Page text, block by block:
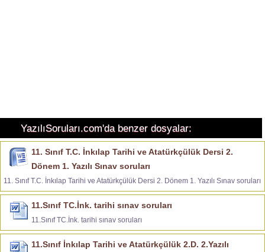
YazılıSoruları.com'da benzer dosyalar:
11. Sınıf T.C. İnkılap Tarihi ve Atatürkçülük Dersi 2.
Dönem 1. Yazılı Sınav soruları
11. Sınıf T.C. İnkılap Tarihi ve Atatürkçülük Dersi 2. Dönem 1. Yazılı Sınav soruları
11.Sınıf TC.İnk. tarihi sınav soruları
11.Sınıf TC.İnk. tarihi sınav soruları
11.Sınıf İnkılap Tarihi ve Atatürkçülük 2.D. 2.Yazılı